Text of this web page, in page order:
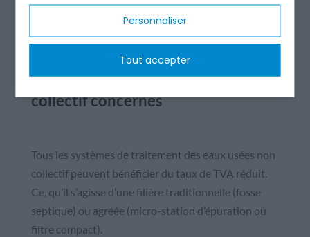
Personnaliser
Tout accepter
normal de 20% est également applicable.
collectif concernés
Tous les systèmes de traitement des eaux usées non
collectif peuvent bénéficier du taux de TVA réduit.
Ce, qu’il s’agisse d’une filière traditionnelle (fosse
septique) ou agréée (micro-station d’épuration ou
filtre compact).